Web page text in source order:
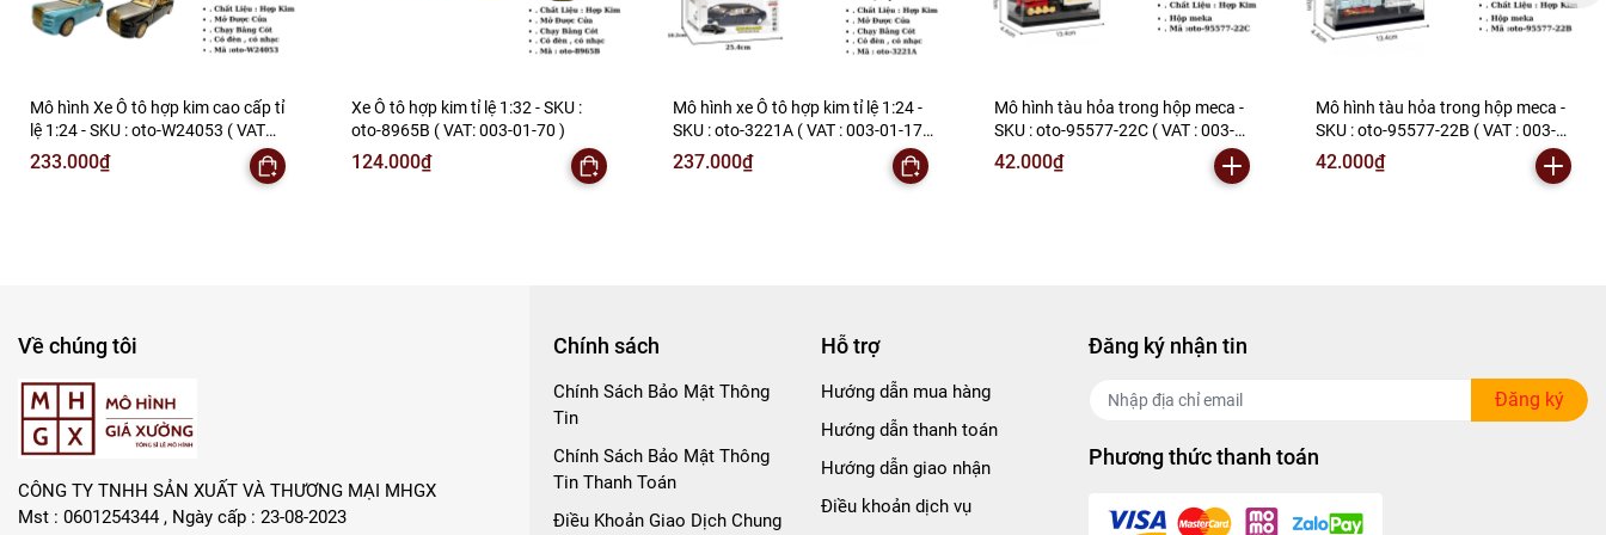
Mô hình Xe Ô tô hợp kim cao cấp tỉ
lệ 1:24 - SKU : oto-W24053 ( VAT
:003-01-150 )
233.000₫
Xe Ô tô hợp kim tỉ lệ 1:32 - SKU :
oto-8965B ( VAT: 003-01-70 )
124.000₫
Mô hình xe Ô tô hợp kim tỉ lệ 1:24 -
SKU : oto-3221A ( VAT : 003-01-170
)
237.000₫
Mô hình tàu hỏa trong hộp meca -
SKU : oto-95577-22C ( VAT : 003-
06-20 ) - K157-T2-S4
42.000₫
Mô hình tàu hỏa trong hộp meca -
SKU : oto-95577-22B ( VAT : 003-
06-20 ) - K157-T2-S6
42.000₫
Về chúng tôi
CÔNG TY TNHH SẢN XUẤT VÀ THƯƠNG MẠI MHGX
Mst : 0601254344 , Ngày cấp : 23-08-2023
Chính sách
Chính Sách Bảo Mật Thông
Tin
Chính Sách Bảo Mật Thông
Tin Thanh Toán
Điều Khoản Giao Dịch Chung
Hỗ trợ
Hướng dẫn mua hàng
Hướng dẫn thanh toán
Hướng dẫn giao nhận
Điều khoản dịch vụ
Đăng ký nhận tin
Đăng ký
Phương thức thanh toán